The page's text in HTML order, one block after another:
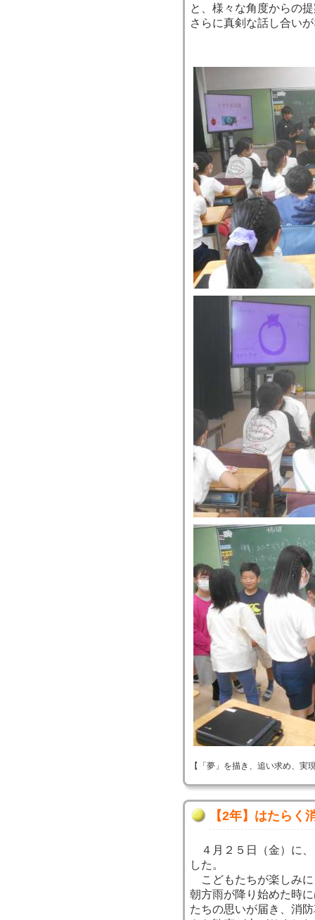
と、様々な角度からの
さらに真剣な話し合い
【「夢」を描き、追い求め、
【2年】はたらく
４月２５日（金）に、
した。
こどもたちが楽しみに
朝方雨が降り始めた時
たちの思いが届き、消